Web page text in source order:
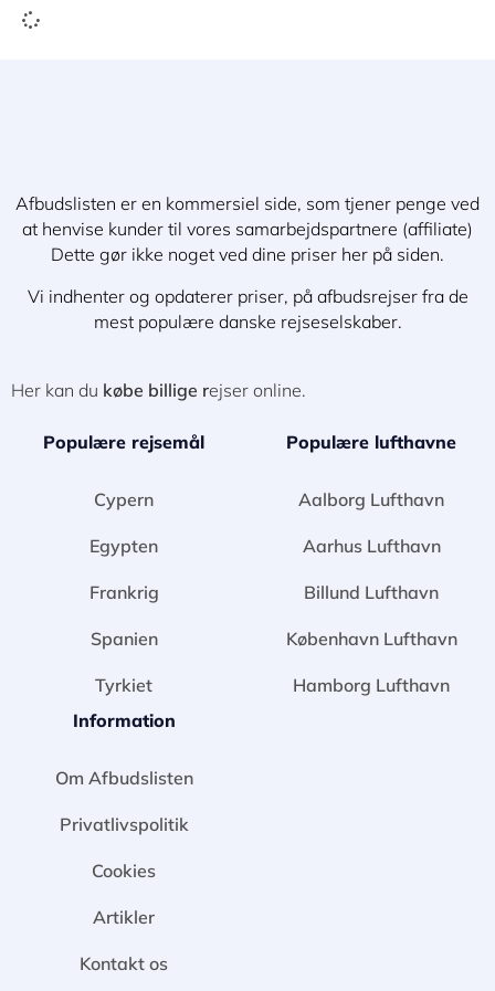
Afbudslisten er en kommersiel side, som tjener penge ved
at henvise kunder til vores samarbejdspartnere (affiliate)
Dette gør ikke noget ved dine priser her på siden.
Vi indhenter og opdaterer priser, på afbudsrejser fra de
mest populære danske rejseselskaber.
Her kan du købe billige rejser online.
Populære rejsemål
Cypern
Egypten
Frankrig
Spanien
Tyrkiet
Populære lufthavne
Aalborg Lufthavn
Aarhus Lufthavn
Billund Lufthavn
København Lufthavn
Hamborg Lufthavn
Information
Om Afbudslisten
Privatlivspolitik
Cookies
Artikler
Kontakt os